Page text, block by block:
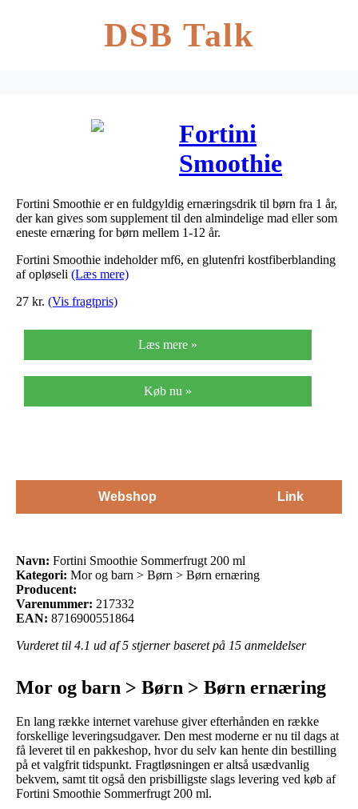
DSB Talk
Fortini
Smoothie
Sommerfrugt
200 ml
Fortini Smoothie er en fuldgyldig ernæringsdrik til børn fra 1 år,
der kan gives som supplement til den almindelige mad eller som
eneste ernæring for børn mellem 1-12 år.
Fortini Smoothie indeholder mf6, en glutenfri kostfiberblanding
af opløseli (Læs mere)
27 kr. (Vis fragtpris)
Læs mere »
Køb nu »
Webshop Link
Navn: Fortini Smoothie Sommerfrugt 200 ml
Kategori: Mor og barn > Børn > Børn ernæring
Producent:
Varenummer: 217332
EAN: 8716900551864
Vurderet til 4.1 ud af 5 stjerner baseret på 15 anmeldelser
Mor og barn > Børn > Børn ernæring
En lang række internet varehuse giver efterhånden en række
forskellige leveringsudgaver. Den mest moderne er nu til dags at
få leveret til en pakkeshop, hvor du selv kan hente din bestilling
på et valgfrit tidspunkt. Fragtløsningen er altså usædvanlig
bekvem, samt tit også den prisbilligste slags levering ved køb af
Fortini Smoothie Sommerfrugt 200 ml.